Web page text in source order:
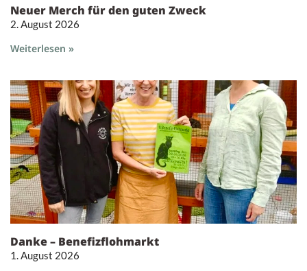
Neuer Merch für den guten Zweck
2. August 2026
Weiterlesen »
Danke – Benefizflohmarkt
1. August 2026